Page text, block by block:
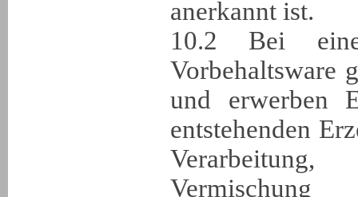
anerkannt ist.
10.2 Bei
Vorbehaltsware
und erwerben
entstehenden
Vermischung